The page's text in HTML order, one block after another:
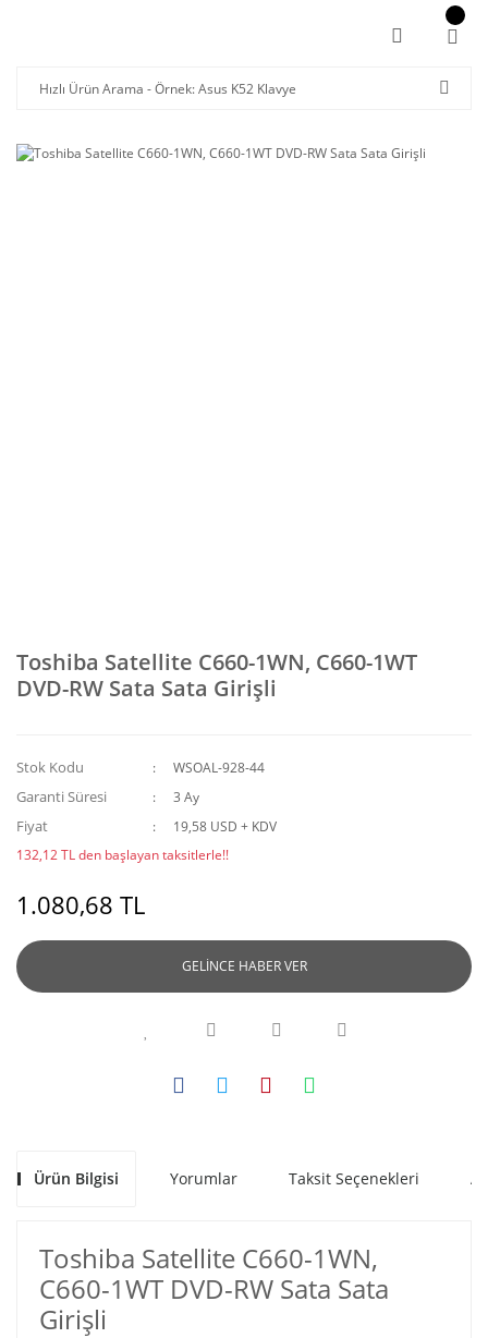
Toshiba Satellite C660-1WN, C660-1WT
DVD-RW Sata Sata Girişli
Stok Kodu WSOAL-928-44
Garanti Süresi 3 Ay
Fiyat
19,58 USD + KDV
132,12 TL den başlayan taksitlerle!!
1.080,68 TL
GELİNCE HABER VER
Ürün Bilgisi Yorumlar Taksit Seçenekleri
Toshiba Satellite C660-1WN,
C660-1WT DVD-RW Sata Sata
Girişli